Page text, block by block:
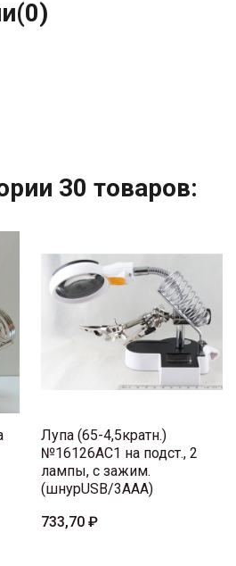
(0)
30 товаров:
Лупа (65-4,5кратн.)
№16126AC1 на подст., 2
лампы, с зажим.
(шнурUSB/3AAA)
733,70 ₽